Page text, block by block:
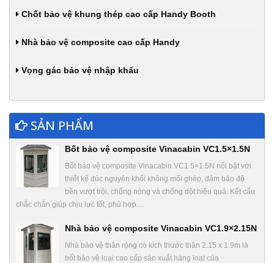
Chốt bảo vệ khung thép cao cấp Handy Booth
Nhà bảo vệ composite cao cấp Handy
Vọng gác bảo vệ nhập khẩu
SẢN PHẨM
Bốt bảo vệ composite Vinacabin VC1.5×1.5N
Bốt bảo vệ composite Vinacabin VC1.5×1.5N nổi bật với
thiết kế đúc nguyên khối không mối ghép, đảm bảo độ
bền vượt trội, chống nóng và chống dột hiệu quả. Kết cấu
chắc chắn giúp chịu lực tốt, phù hợp…
Nhà bảo vệ composite Vinacabin VC1.9×2.15N
Nhà bảo vệ thân rộng có kích thước thân 2.15 x 1.9m là
bốt bảo vệ loại cao cấp sản xuất hàng loạt của